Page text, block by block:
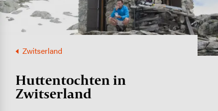
Zwitserland
Hutten­tochten in
Zwitserland